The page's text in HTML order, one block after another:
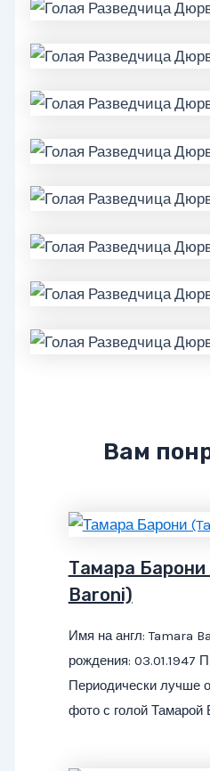
Вам
Тамара Барони
Baroni)
Имя на англ: Tamara
рождения: 03.01.1947
Периодически лучше
фото с голой Тамарой